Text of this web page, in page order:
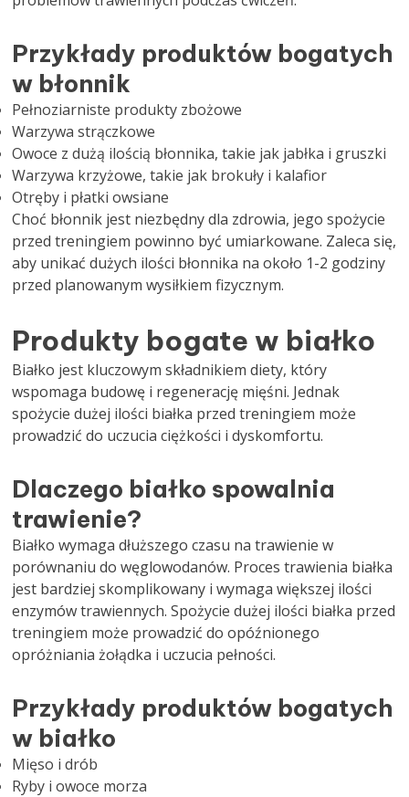
Przykłady produktów bogatych
w błonnik
Pełnoziarniste produkty zbożowe
Warzywa strączkowe
Owoce z dużą ilością błonnika, takie jak jabłka i gruszki
Warzywa krzyżowe, takie jak brokuły i kalafior
Otręby i płatki owsiane
Choć błonnik jest niezbędny dla zdrowia, jego spożycie
przed treningiem powinno być umiarkowane. Zaleca się,
aby unikać dużych ilości błonnika na około 1-2 godziny
przed planowanym wysiłkiem fizycznym.
Produkty bogate w białko
Białko jest kluczowym składnikiem diety, który
wspomaga budowę i regenerację mięśni. Jednak
spożycie dużej ilości białka przed treningiem może
prowadzić do uczucia ciężkości i dyskomfortu.
Dlaczego białko spowalnia
trawienie?
Białko wymaga dłuższego czasu na trawienie w
porównaniu do węglowodanów. Proces trawienia białka
jest bardziej skomplikowany i wymaga większej ilości
enzymów trawiennych. Spożycie dużej ilości białka przed
treningiem może prowadzić do opóźnionego
opróżniania żołądka i uczucia pełności.
Przykłady produktów bogatych
w białko
Mięso i drób
Ryby i owoce morza